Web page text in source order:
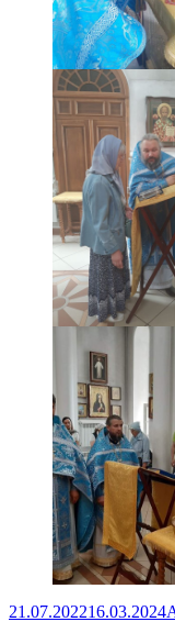
Опубликовано
21.07.202216.03.2024